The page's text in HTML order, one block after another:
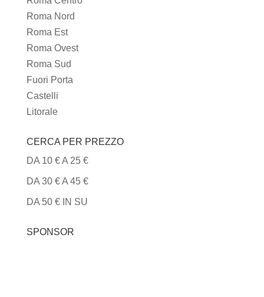
CUCINA
Roma Nord
Roma Est
Roma Ovest
Roma Sud
Fuori Porta
Castelli
Litorale
CERCA PER PREZZO
DA 10 € A 25 €
DA 30 € A 45 €
DA 50 € IN SU
SPONSOR